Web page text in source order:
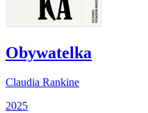
Obywatelka
Claudia Rankine
2025